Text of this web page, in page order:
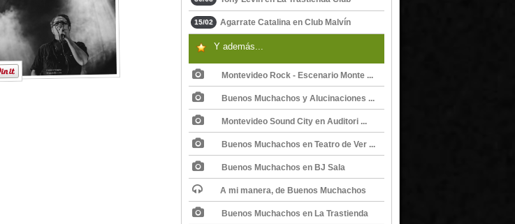
15/02 Agarrate Catalina en Club Malvín
Y además...
Montevideo Rock - Escenario Monte ...
Buenos Muchachos y Alucinaciones ...
Montevideo Sound City en Auditori ...
Buenos Muchachos en Teatro de Ver ...
Buenos Muchachos en BJ Sala
A mi manera, de Buenos Muchachos
Buenos Muchachos en La Trastienda